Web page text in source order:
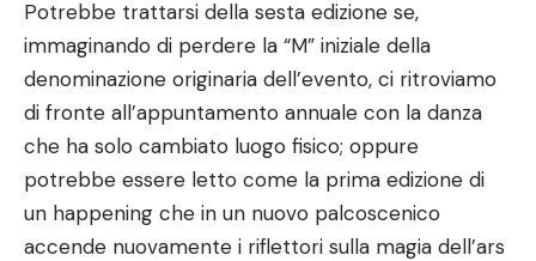
Potrebbe trattarsi della sesta edizione se,
immaginando di perdere la “M” iniziale della
denominazione originaria dell’evento, ci ritroviamo
di fronte all’appuntamento annuale con la danza
che ha solo cambiato luogo fisico; oppure
potrebbe essere letto come la prima edizione di
un happening che in un nuovo palcoscenico
accende nuovamente i riflettori sulla magia dell’ars